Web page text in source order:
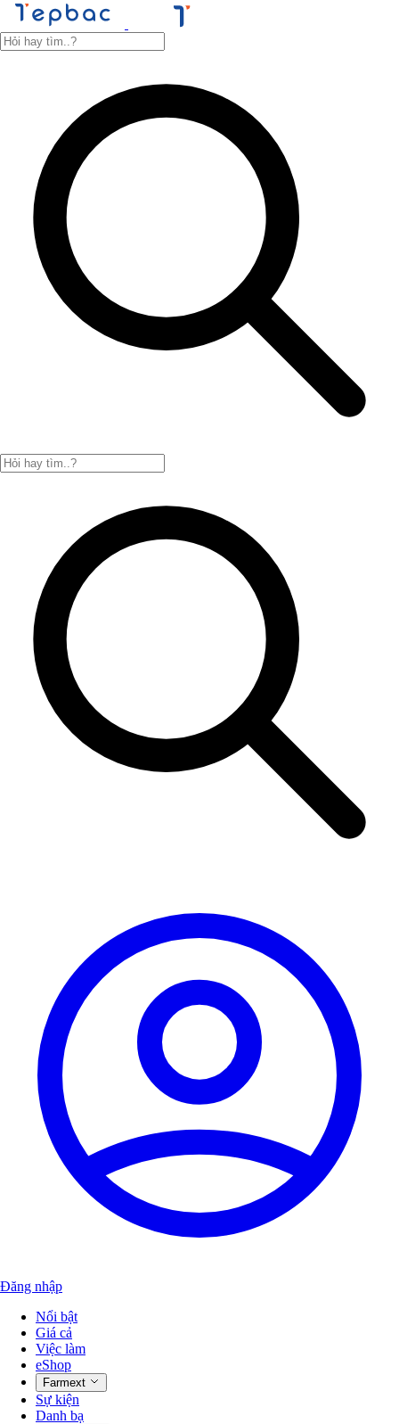
Đăng nhập
Nổi bật
Giá cả
Việc làm
eShop
Farmext
Sự kiện
Danh bạ